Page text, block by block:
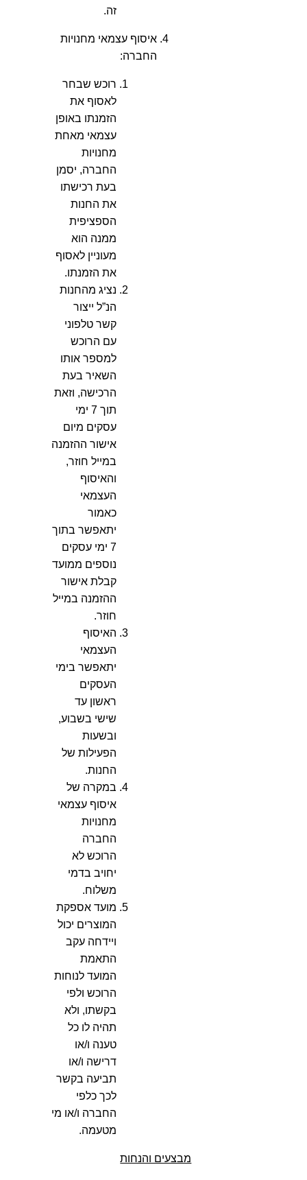
זה.
איסוף עצמאי מחנויות
החברה:
רוכש שבחר
לאסוף את
הזמנתו באופן
עצמאי מאחת
מחנויות
החברה, יסמן
בעת רכישתו
את החנות
הספציפית
ממנה הוא
מעוניין לאסוף
את הזמנתו.
נציג מהחנות
הנ”ל ייצור
קשר טלפוני
עם הרוכש
למספר אותו
השאיר בעת
הרכישה, וזאת
תוך 7 ימי
עסקים מיום
אישור ההזמנה
במייל חוזר,
והאיסוף
העצמאי
כאמור
יתאפשר בתוך
7 ימי עסקים
נוספים ממועד
קבלת אישור
ההזמנה במייל
חוזר.
האיסוף
העצמאי
יתאפשר בימי
העסקים
ראשון עד
שישי בשבוע,
ובשעות
הפעילות של
החנות.
במקרה של
איסוף עצמאי
מחנויות
החברה
הרוכש לא
יחויב בדמי
משלוח.
מועד אספקת
המוצרים יכול
ויידחה עקב
התאמת
המועד לנוחות
הרוכש ולפי
בקשתו, ולא
תהיה לו כל
טענה ו/או
דרישה ו/או
תביעה בקשר
לכך כלפי
החברה ו/או מי
מטעמה.
מבצעים והנחות